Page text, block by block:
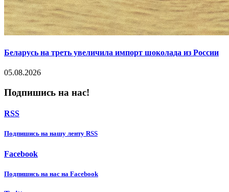
Беларусь на треть увеличила импорт шоколада из России
05.08.2026
Подпишись на нас!
RSS
Подпишиcь на нашу ленту RSS
Facebook
Подпишиcь на нас на Facebook